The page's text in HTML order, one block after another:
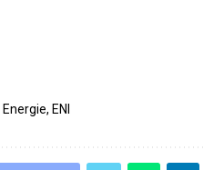
Energie, ENI